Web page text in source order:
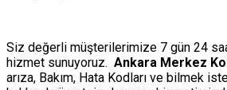
Siz değerli müşterilerimize 7 gün 24
hizmet sunuyoruz. Ankara Merkez
arıza, Bakım, Hata Kodları ve bilmek